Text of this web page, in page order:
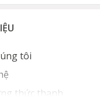
tôi
thức thanh